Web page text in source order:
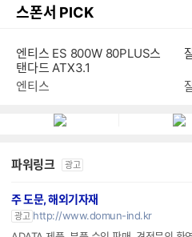
스폰서 PICK
엔티스 ES 800W 80PLUS스
탠다드 ATX3.1
엔티스
파워링크 광고
주 도문, 해외기자재
광고 http://www.domun-ind.kr